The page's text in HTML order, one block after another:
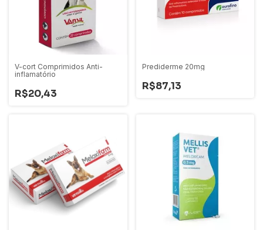
V-cort Comprimidos Anti-
inflamatório
R$20,43
Prediderme 20mg
R$87,13